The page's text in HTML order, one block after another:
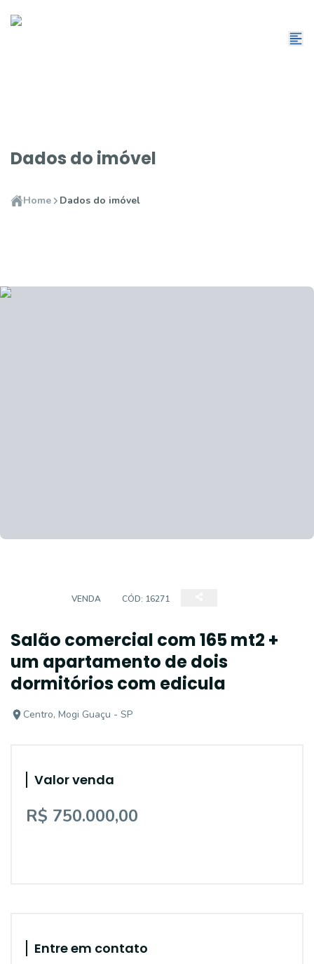
Dados do imóvel
Home Dados do imóvel
VENDA CÓD: 16271
Salão comercial com 165 mt2 +
um apartamento de dois
dormitórios com edicula
Centro, Mogi Guaçu - SP
Valor venda
R$ 750.000,00
Entre em contato